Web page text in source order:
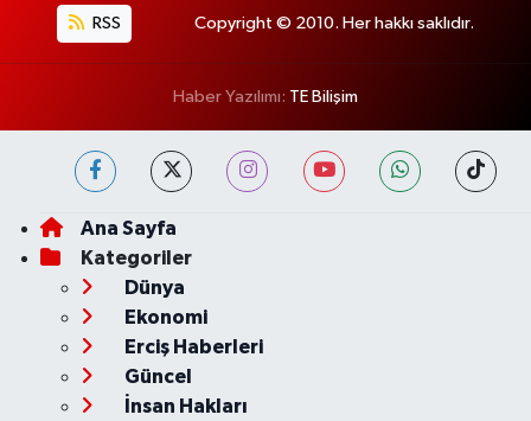
RSS Copyright © 2010. Her hakkı saklıdır.
Haber Yazılımı: TE Bilişim
Ana Sayfa
Kategoriler
Dünya
Ekonomi
Erciş Haberleri
Güncel
İnsan Hakları